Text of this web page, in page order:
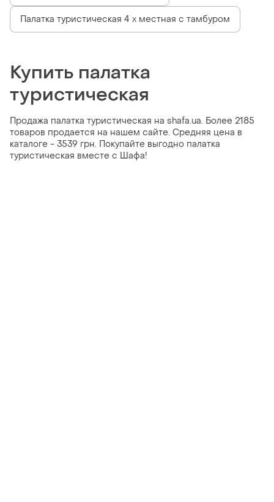
Палатка туристическая 4 х местная с тамбуром
Купить палатка
туристическая
Продажа палатка туристическая на shafa.ua. Более 2185
товаров продается на нашем сайте. Средняя цена в
каталоге - 3539 грн. Покупайте выгодно палатка
туристическая вместе с Шафа!